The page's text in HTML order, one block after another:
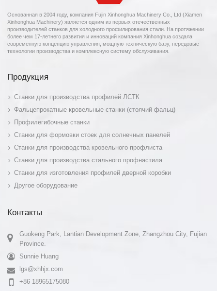
Основанная в 2004 году, компания Fujin Xinhonghua Machinery Co., Ltd (Xiamen
Xinhonghua Machinery) является одним из первых отечественных
производителей станков для холодного профилирования стали. На протяжении
более чем 17-летнего развития и инноваций компания Xinhonghua создала
современную концепцию управления, мощную техническую базу, передовые
технологии производства и комплексную систему обслуживания.
Продукция
Станки для производства профилей ЛСТК
Фальцепрокатные кровельные станки (стоячий фальц)
Профилегибочные станки
Станки для формовки стоек для солнечных панелей
Станки для производства кровельного профлиста
Станки для производства стального профнастила
Станки для изготовления профилей дверной коробки
Другое оборудование
Контакты
Guokeng Park, Lantian Development Zone, Zhangzhou City, Fujian
Province.
Sunnie Huang
lgs@xhhjx.com
+86-18965175080